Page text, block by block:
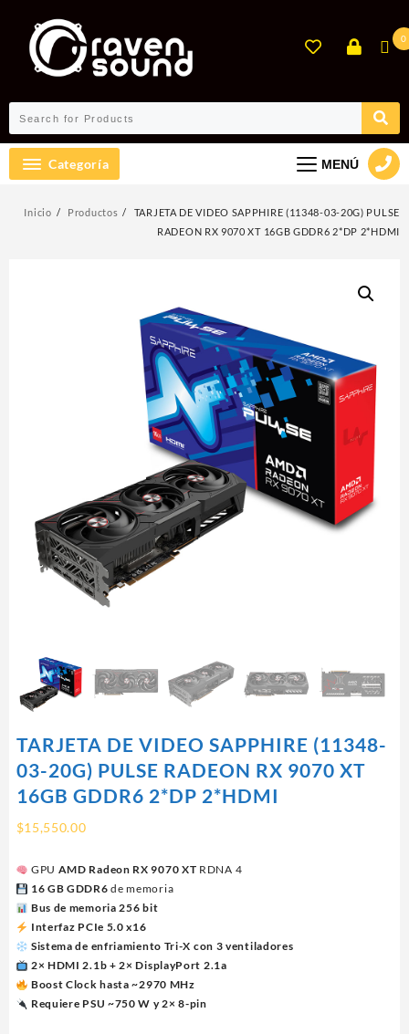
contenido
0
Categoría MENÚ
Inicio Productos
TARJETA DE VIDEO SAPPHIRE (11348-03-20G) PULSE
RADEON RX 9070 XT 16GB GDDR6 2*DP 2*HDMI
TARJETA DE VIDEO SAPPHIRE (11348-
03-20G) PULSE RADEON RX 9070 XT
16GB GDDR6 2*DP 2*HDMI
$15,550.00
GPU AMD Radeon RX 9070 XT RDNA 4
16 GB GDDR6 de memoria
Bus de memoria 256 bit
Interfaz PCIe 5.0 x16
Sistema de enfriamiento Tri-X con 3 ventiladores
2× HDMI 2.1b + 2× DisplayPort 2.1a
Boost Clock hasta ~2970 MHz
Requiere PSU ~750 W y 2× 8-pin